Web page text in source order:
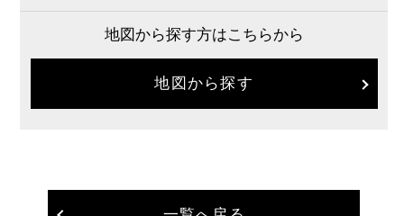
地図から探す方はこちらから
地図から探す